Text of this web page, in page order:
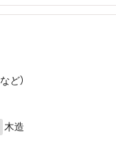
など）
木造